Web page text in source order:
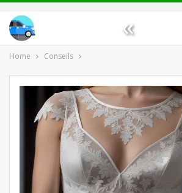
«
Home Conseils